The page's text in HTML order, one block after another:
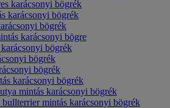
karácsonyi bögrék
karácsonyi bögrék
bögrék
karácsonyi bögre
karácsonyi bögrék
bögrék
bögrék
karácsonyi bögrék
mintás karácsonyi bögrék
bullterrier mintás karácsonyi bögrék